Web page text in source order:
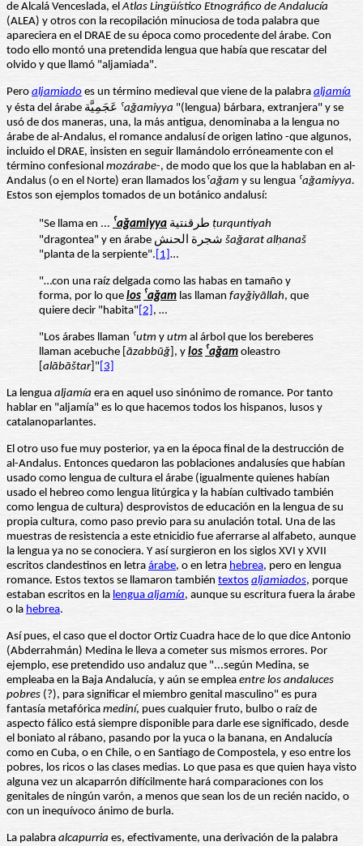
de Alcalá Venceslada, elAtlas Lingüístico Etnográfico de Andalucía
(ALEA) y otros con la recopilación minuciosa de toda palabra que
apareciera en el DRAE de su época como procedente del árabe. Con
todo ello montó una pretendida lengua que había que rescatar del
olvido y que llamó "aljamiada".
Pero aljamiado es un término medieval que viene de la palabra aljamía
ˁaǧamiyya "(lengua) bárbara, extranjera" y se
usó de dos maneras, una, la más antigua, denominaba a la lengua no
árabe de al-Andalus, el romance andalusí de origen latino -que algunos,
incluido el DRAE, insisten en seguir llamándolo erróneamente con el
término confesional mozárabe-, de modo que los que la hablaban en al-
Andalus (o en el Norte) eran llamados losˁaǧam y su lengua ˁaǧamiyya.
Estos son ejemplos tomados de un botánico andalusí:
"Se llama en ... ˁaǧamiyya
ṭurquntiyah
šaǧarat alḥanaš
"planta de la serpiente". [1] …
"…con una raíz delgada como las habas en tamaño y
forma, por lo que los ˁaǧam las llaman fayǧiyāllah, que
quiere decir "habita" [2] , …
"Los árabes llaman ˁutm y utm al árbol que los bereberes
llaman acebuche [ āzabbūǧ ], y los ˁaǧam oleastro
alābāštar]" [3]
La lengua aljamía era en aquel uso sinónimo de romance. Por tanto
hablar en "aljamía" es lo que hacemos todos los hispanos, lusos y
catalanoparlantes.
El otro uso fue muy posterior, ya en la época final de la destrucción de
al-Andalus. Entonces quedaron las poblaciones andalusíes que habían
usado como lengua de cultura el árabe (igualmente quienes habían
usado el hebreo como lengua litúrgica y la habían cultivado también
como lengua de cultura) desprovistos de educación en la lengua de su
propia cultura, como paso previo para su anulación total. Una de las
muestras de resistencia a este etnicidio fue aferrarse al alfabeto, aunque
la lengua ya no se conociera. Y así surgieron en los siglos XVI y XVII
escritos clandestinos en letra árabe, o en letra hebrea, pero en lengua
romance. Estos textos se llamaron también textos aljamiados, porque
estaban escritos en la lengua aljamía, aunque su escritura fuera la árabe
o la hebrea.
Así pues, el caso que el doctor Ortiz Cuadra hace de lo que dice Antonio
(Abderrahmán) Medina le lleva a cometer sus mismos errores. Por
ejemplo, ese pretendido uso andaluz que "...según Medina, se
empleaba en la Baja Andalucía, y aún se emplea entre los andaluces
pobres (?), para significar el miembro genital masculino" es pura
fantasía metafórica mediní, pues cualquier fruto, bulbo o raíz de
aspecto fálico está siempre disponible para darle ese significado, desde
el boniato al rábano, pasando por la yuca o la banana, en Andalucía
como en Cuba, o en Chile, o en Santiago de Compostela, y eso entre los
pobres, los ricos o las clases medias. Lo que pasa es que quien haya visto
alguna vez un alcaparrón difícilmente hará comparaciones con los
genitales de ningún varón, a menos que sean los de un recién nacido, o
con un inequívoco ánimo de burla.
La palabra alcapurria es, efectivamente, una derivación de la palabra